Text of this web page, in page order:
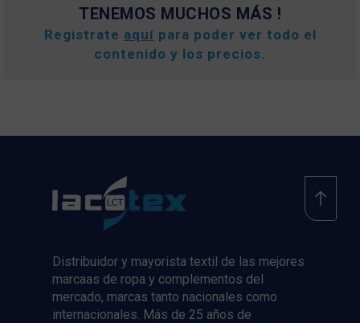
TENEMOS MUCHOS MÁS !
Registrate aquí para poder ver todo el
contenido y los precios.
Distribuidor y mayorista textil de las mejores
marcaas de ropa y complementos del
mercado, marcas tanto nacionales como
internacionales. Más de 25 años de